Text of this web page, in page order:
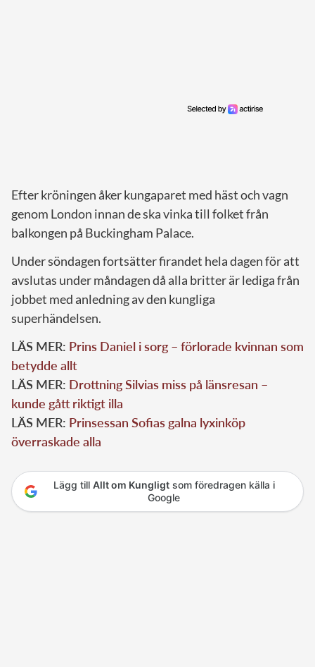
Efter kröningen åker kungaparet med häst och vagn
genom London innan de ska vinka till folket från
balkongen på Buckingham Palace.
Under söndagen fortsätter firandet hela dagen för att
avslutas under måndagen då alla britter är lediga från
jobbet med anledning av den kungliga
superhändelsen.
LÄS MER: Prins Daniel i sorg – förlorade kvinnan som
betydde allt
LÄS MER: Drottning Silvias miss på länsresan –
kunde gått riktigt illa
LÄS MER: Prinsessan Sofias galna lyxinköp
överraskade alla
Lägg till Allt om Kungligtsom föredragen källa i
Google